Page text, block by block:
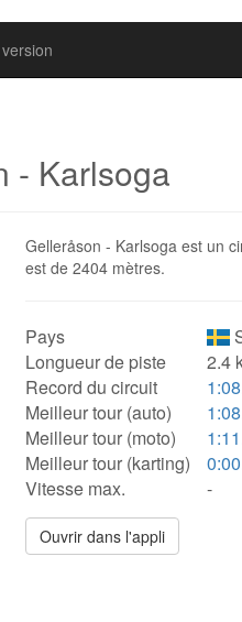
- Karlsoga
Gelleråson - Karlsoga est un
est de 2404 mètres.
Pays
Longueur de piste
2.4
Record du circuit
Meilleur tour (auto)
Meilleur tour (moto)
Meilleur tour (karting)
Vitesse max.
-
Ouvrir dans l'appli